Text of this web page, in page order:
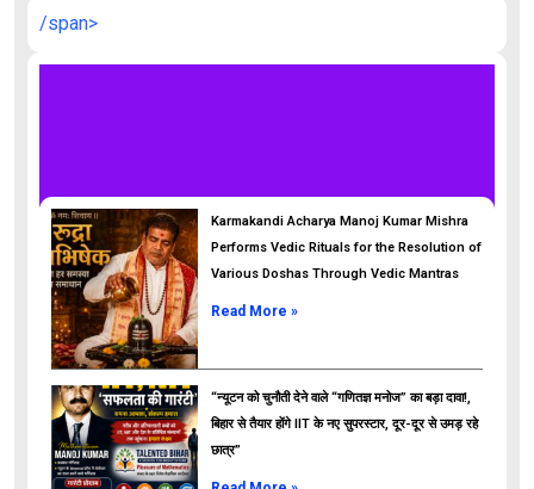
/span>
Karmakandi Acharya Manoj Kumar Mishra
Performs Vedic Rituals for the Resolution of
Various Doshas Through Vedic Mantras
Read More »
“न्यूटन को चुनौती देने वाले “गणितज्ञ मनोज” का बड़ा दावा!,
बिहार से तैयार होंगे IIT के नए सुपरस्टार, दूर-दूर से उमड़ रहे
छात्र”